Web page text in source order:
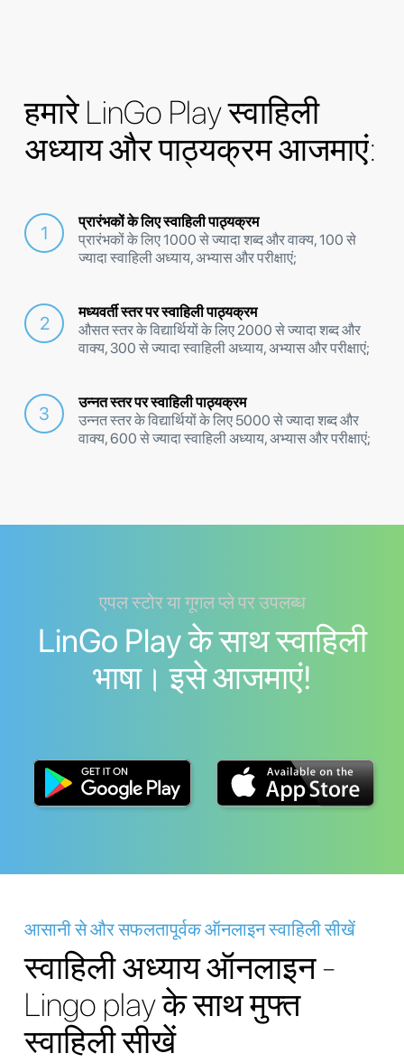
हमारे LinGo Play स्वाहिली
अध्याय और पाठ्यक्रम आजमाएं:
प्रारंभकों के लिए स्वाहिली पाठ्यक्रम
प्रारंभकों के लिए 1000 से ज्यादा शब्द और वाक्य, 100 से
ज्यादा स्वाहिली अध्याय, अभ्यास और परीक्षाएं;
मध्यवर्ती स्तर पर स्वाहिली पाठ्यक्रम
औसत स्तर के विद्यार्थियों के लिए 2000 से ज्यादा शब्द और
वाक्य, 300 से ज्यादा स्वाहिली अध्याय, अभ्यास और परीक्षाएं;
उन्नत स्तर पर स्वाहिली पाठ्यक्रम
उन्नत स्तर के विद्यार्थियों के लिए 5000 से ज्यादा शब्द और
वाक्य, 600 से ज्यादा स्वाहिली अध्याय, अभ्यास और परीक्षाएं;
एपल स्टोर या गूगल प्ले पर उपलब्ध
LinGo Play के साथ स्वाहिली
भाषा। इसे आजमाएं!
आसानी से और सफलतापूर्वक ऑनलाइन स्वाहिली सीखें
स्वाहिली अध्याय ऑनलाइन -
Lingo play के साथ मुफ्त
स्वाहिली सीखें